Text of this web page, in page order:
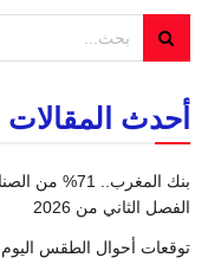
أحدث المقالات
بنك المغرب..
الفصل الثاني من 2026
توقعات أحوال الطقس اليوم